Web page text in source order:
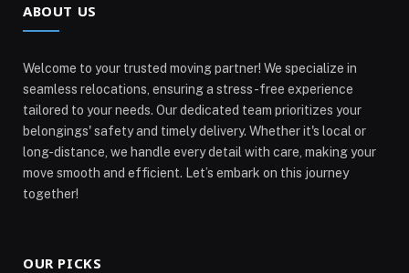
ABOUT US
Welcome to your trusted moving partner! We specialize in
seamless relocations, ensuring a stress-free experience
tailored to your needs. Our dedicated team prioritizes your
belongings' safety and timely delivery. Whether it's local or
long-distance, we handle every detail with care, making your
move smooth and efficient. Let’s embark on this journey
together!
OUR PICKS